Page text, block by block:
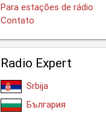
Para estações de rádio
Contato
Radio Expert
Srbija
България